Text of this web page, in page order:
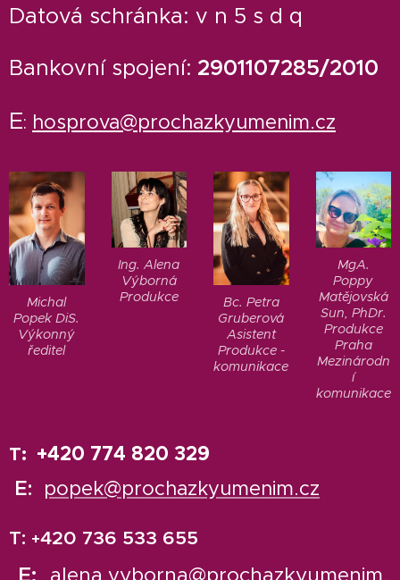
Datová schránka: v n 5 s d q
Bankovní spojení: 2901107285/2010
E: hosprova@prochazkyumenim.cz
Michal
Popek DiS.
Výkonný
ředitel
Ing. Alena
Výborná
Produkce
Bc. Petra
Gruberová
Asistent
Produkce -
komunikace
MgA.
Poppy
Matějovská
Sun, PhDr.
Produkce
Praha
Mezinárodn
í
komunikace
T: +420 774 820 329
E: popek@prochazkyumenim.cz
T: +420 736 533 655
alena.vyborna@prochazkyumenim.